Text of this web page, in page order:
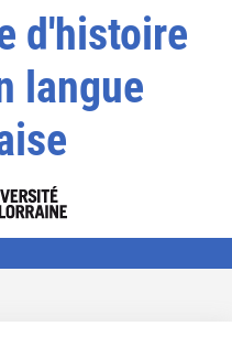
d'histoire
langue